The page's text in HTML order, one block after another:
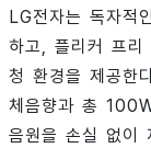
LG전자는 독자적
하고, 플리커 프리
청 환경을 제공한
체음향과 총
음원을 손실 없이